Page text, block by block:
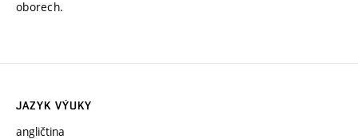
oborech.
JAZYK VÝUKY
angličtina